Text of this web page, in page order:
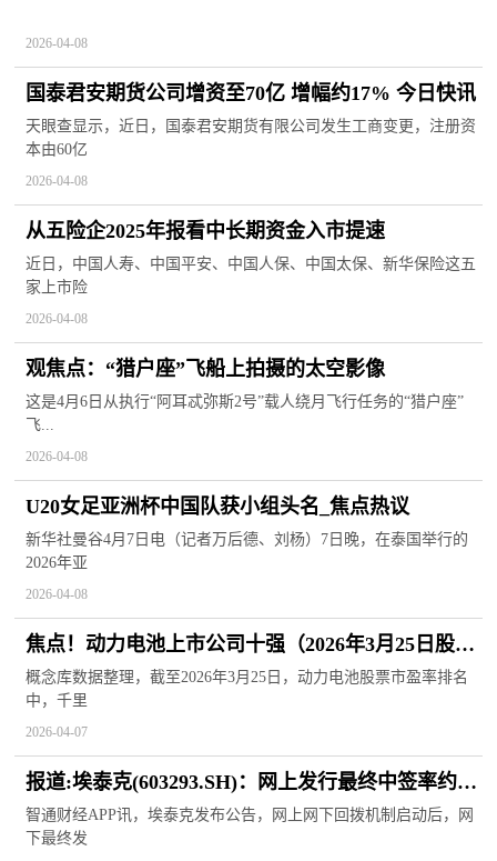
2026-04-08
国泰君安期货公司增资至70亿 增幅约17% 今日快讯
天眼查显示，近日，国泰君安期货有限公司发生工商变更，注册资
本由60亿
2026-04-08
从五险企2025年报看中长期资金入市提速
近日，中国人寿、中国平安、中国人保、中国太保、新华保险这五
家上市险
2026-04-08
观焦点：“猎户座”飞船上拍摄的太空影像
这是4月6日从执行“阿耳忒弥斯2号”载人绕月飞行任务的“猎户座”
飞...
2026-04-08
U20女足亚洲杯中国队获小组头名_焦点热议
新华社曼谷4月7日电（记者万后德、刘杨）7日晚，在泰国举行的
2026年亚
2026-04-08
焦点！动力电池上市公司十强（2026年3月25日股票
市盈率的排名）
概念库数据整理，截至2026年3月25日，动力电池股票市盈率排名
中，千里
2026-04-07
报道:埃泰克(603293.SH)：网上发行最终中签率约为
0.0247%
智通财经APP讯，埃泰克发布公告，网上网下回拨机制启动后，网
下最终发